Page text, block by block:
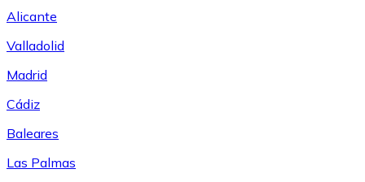
Alicante
Valladolid
Madrid
Cádiz
Baleares
Las Palmas